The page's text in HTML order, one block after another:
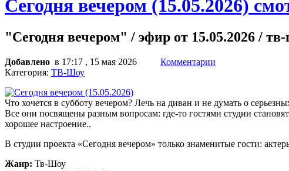
Сегодня вечером (15.05.2026)
"Сегодня вечером" / эфир от 15.05.2026 /
Добавлено в 17:17 , 15 мая 2026
Комментарии
Категория: ТВ-Шоу
Что хочется в субботу вечером? Лечь на диван и не думать о
Все они посвящены разным вопросам: где-то гостями студии
хорошее настроение..
В студии проекта «Сегодня вечером» только знаменитые гости:
Жанр: Тв-Шоу